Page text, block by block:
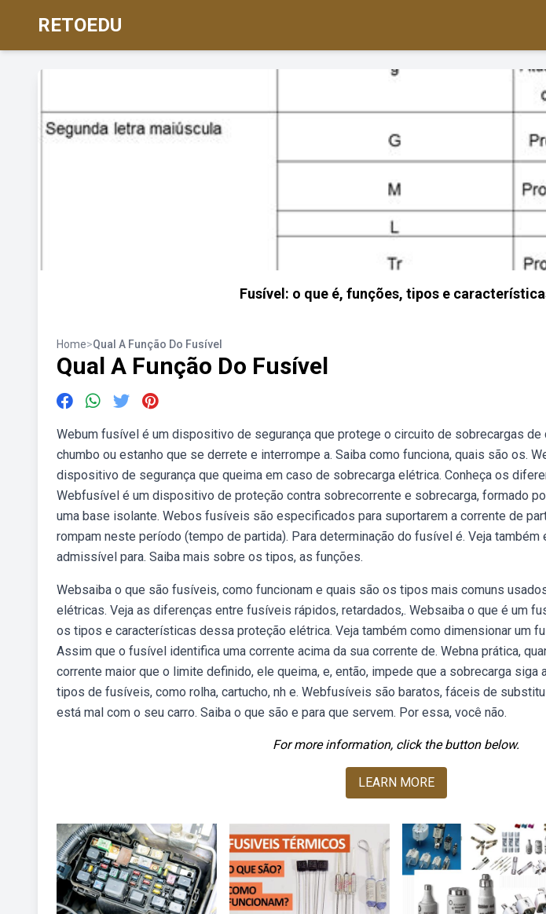
RETOEDU
Fusível: o que é, funções, tipos e
Home>Qual A Função Do Fusível
Qual A Função Do Fusível
Webum fusível é um dispositivo de segurança que protege o circuito de sobrecargas de
chumbo ou estanho que se derrete e interrompe a. Saiba como funciona, quais são os.
dispositivo de segurança que queima em caso de sobrecarga elétrica. Conheça os
Webfusível é um dispositivo de proteção contra sobrecorrente e sobrecarga, formado
uma base isolante. Webos fusíveis são especificados para suportarem a corrente de
rompam neste período (tempo de partida). Para determinação do fusível é. Veja
admissível para. Saiba mais sobre os tipos, as funções.
Websaiba o que são fusíveis, como funcionam e quais são os tipos mais comuns
elétricas. Veja as diferenças entre fusíveis rápidos, retardados,. Websaiba o que é um
os tipos e características dessa proteção elétrica. Veja também como dimensionar um
Assim que o fusível identifica uma corrente acima da sua corrente de. Webna prática,
corrente maior que o limite definido, ele queima, e, então, impede que a sobrecarga siga
tipos de fusíveis, como rolha, cartucho, nh e. Webfusíveis são baratos, fáceis de
está mal com o seu carro. Saiba o que são e para que servem. Por essa, você não.
For more information, click the button below.
LEARN MORE